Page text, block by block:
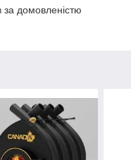
домовленістю